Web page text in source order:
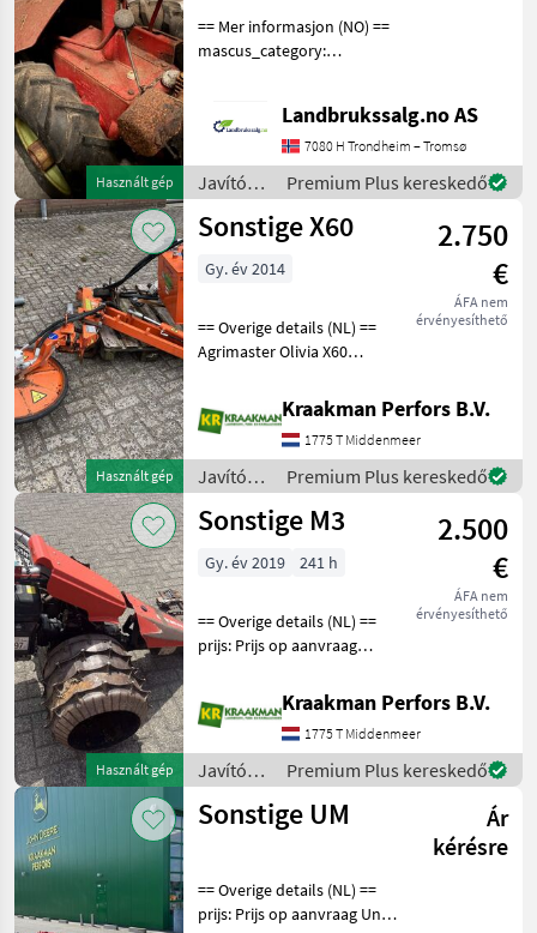
Használt gép
== Mer informasjon (NO) ==
mascus_category:
reference number upon
request: 9227 See
en.landbrukssalg.no/9227
for m
Landbrukssalg.no AS
7080 H Trondheim – Tromsø
Javítókészletek
és
alkatrészek
Sonstige
Premium Plus kereskedő
Használt gép
Sonstige X60
2.750
€
ÁFA nem
érvényesíthető
Gy. év 2014
== Overige details (NL) ==
Agrimaster Olivia X60
bowdenkabelbediening 2m
aansluiting aan tractor PTO
Javítókészletek és
alkatrészek Bont
Kraakman Perfors B.V.
1775 T Middenmeer
Javítókészletek
és
alkatrészek
Sonstige
Premium Plus kereskedő
Használt gép
Sonstige M3
2.500
€
ÁFA nem
érvényesíthető
Gy. év 2019 241 h
== Overige details (NL) ==
prijs: Prijs op aanvraag
maaier bouwjaar: 241
Urenstand: 241
Javítókészletek és
alkatrészek Bontott
alkatrész
Kraakman Perfors B.V.
1775 T Middenmeer
Javítókészletek
és
alkatrészek
Premium Plus kereskedő
Sonstige UM
Ár
kérésre
== Overige details (NL) ==
prijs: Prijs op aanvraag Unit: